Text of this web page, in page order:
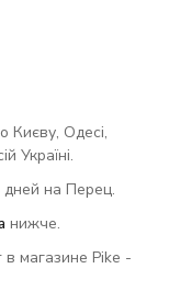
Києву, Одесі,
Україні.
дней на Перец.
нижче.
магазине Pike -